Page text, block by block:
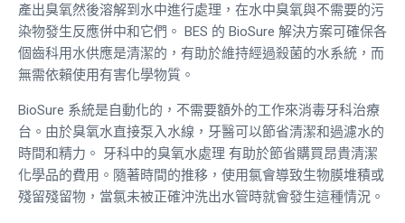
產出臭氧然後溶解到水中進行處理，在水中臭氧與不需要的污
染物發生反應併中和它們。 BES 的 BioSure 解決方案可確保各
個齒科用水供應是清潔的，有助於維持經過殺菌的水系統，而
無需依賴使用有害化學物質。
BioSure 系統是自動化的，不需要額外的工作來消毒牙科治療
台。由於臭氧水直接泵入水線，牙醫可以節省清潔和過濾水的
時間和精力。 牙科中的臭氧水處理 有助於節省購買昂貴清潔
化學品的費用。 隨著時間的推移，使用氯會導致生物膜堆積或
殘留殘留物，當氯未被正確沖洗出水管時就會發生這種情況。